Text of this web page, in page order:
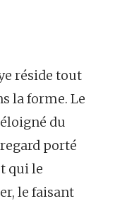
réside tout
la forme. Le
du
porté
qui le
le faisant